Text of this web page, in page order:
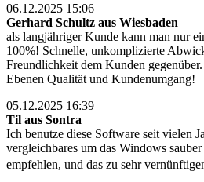
06.12.2025 15:06
Gerhard Schultz aus Wiesbaden
als langjähriger Kunde kann man nur
100%! Schnelle, unkomplizierte
Freundlichkeit dem Kunden
Ebenen Qualität und Kundenumgang!
05.12.2025 16:39
Til aus Sontra
Ich benutze diese Software seit vielen
vergleichbares um das Windows
empfehlen, und das zu sehr